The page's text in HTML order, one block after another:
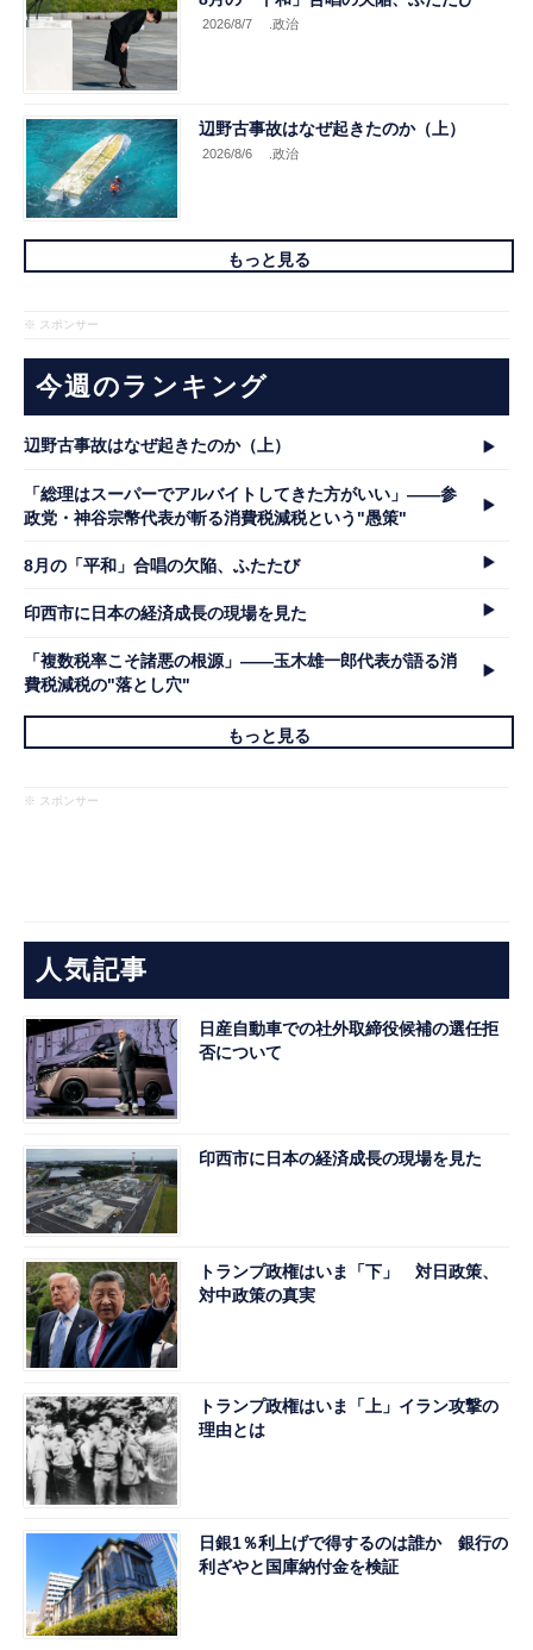
2026/8/7 .政治
辺野古事故はなぜ起きたのか（上）
2026/8/6 .政治
もっと見る
※ スポンサー
今週のランキング
辺野古事故はなぜ起きたのか（上）
「総理はスーパーでアルバイトしてきた方がいい」――参
政党・神谷宗幣代表が斬る消費税減税という"愚策"
8月の「平和」合唱の欠陥、ふたたび
印西市に日本の経済成長の現場を見た
「複数税率こそ諸悪の根源」――玉木雄一郎代表が語る消
費税減税の"落とし穴"
もっと見る
※ スポンサー
人気記事
日産自動車での社外取締役候補の選任拒
否について
印西市に日本の経済成長の現場を見た
トランプ政権はいま「下」 対日政策、
対中政策の真実
トランプ政権はいま「上」イラン攻撃の
理由とは
日銀1％利上げで得するのは誰か 銀行の
利ざやと国庫納付金を検証